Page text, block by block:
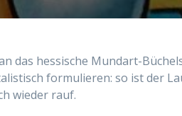
das hessische Mundart-
formulieren: so ist der
wieder rauf.